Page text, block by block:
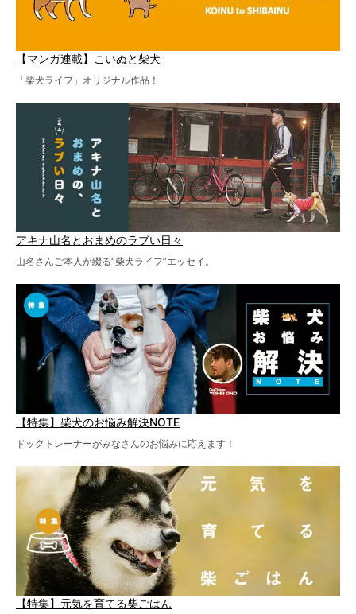
【マンガ連載】こいぬと柴犬
「柴犬ライフ」オリジナル作品！
アキナ山名とおまめのラブい日々
山名さんご本人が綴る“柴犬ライフ”エッセイ。
【特集】柴犬のお悩み解決NOTE
ドッグトレーナーがみなさんのお悩みに応えます！
【特集】元気を育てる柴ごはん